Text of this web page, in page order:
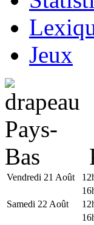
Jeux
Vendredi 21 Août
Samedi 22 Août